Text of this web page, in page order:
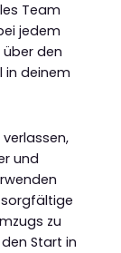
Team
jedem
über den
in deinem
und
zu
Start in